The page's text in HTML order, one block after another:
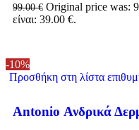
99.00€ Original price was:
είναι: 39.00 €.
-10%
Προσθήκη στη λίστα
Antonio Ανδρικά